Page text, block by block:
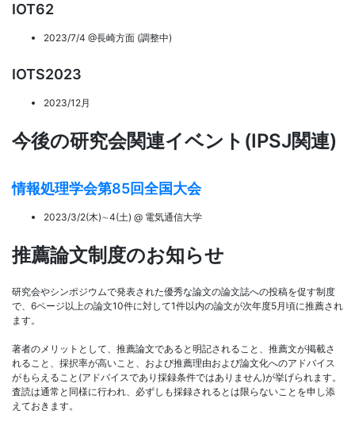
IOT62
2023/7/4 @長崎方面 (調整中)
IOTS2023
2023/12月
今後の研究会関連イベント(IPSJ関連)
情報処理学会第85回全国大会
2023/3/2(木)∼4(土) @ 電気通信大学
推薦論文制度のお知らせ
研究会やシンポジウムで発表された優秀な論文の論文誌への投稿を促す制度
で、6ページ以上の論文10件に対して1件以内の論文が次年度5月頃に推薦され
ます。
著者のメリットとして、推薦論文であると明記されること、推薦文が掲載さ
れること、採択率が高いこと、および推薦理由および論文化へのアドバイス
がもらえること(アドバイスであり採録条件ではありません)が挙げられます。
査読は通常と同様に行われ、必ずしも採録されるとは限らないことを申し添
えておきます。